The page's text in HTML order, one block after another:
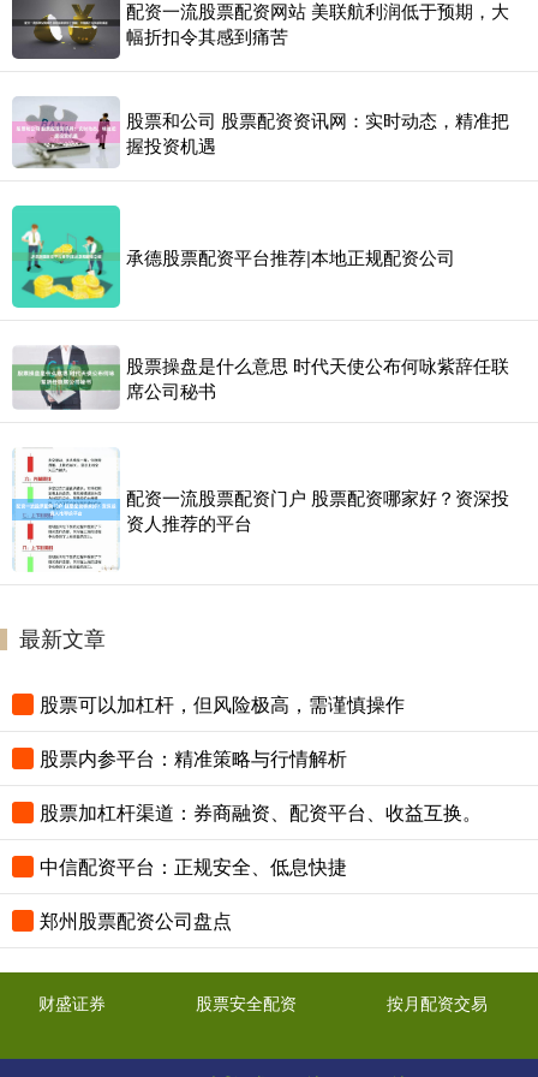
配资一流股票配资网站 美联航利润低于预期，大
幅折扣令其感到痛苦
股票和公司 股票配资资讯网：实时动态，精准把
握投资机遇
承德股票配资平台推荐|本地正规配资公司
股票操盘是什么意思 时代天使公布何咏紫辞任联
席公司秘书
配资一流股票配资门户 股票配资哪家好？资深投
资人推荐的平台
最新文章
股票可以加杠杆，但风险极高，需谨慎操作
股票内参平台：精准策略与行情解析
股票加杠杆渠道：券商融资、配资平台、收益互换。
中信配资平台：正规安全、低息快捷
郑州股票配资公司盘点
财盛证券 股票安全配资 按月配资交易